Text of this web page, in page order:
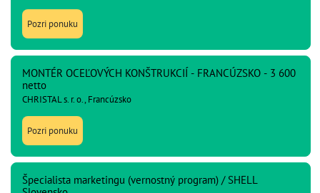
Pozri ponuku
MONTÉR OCEĽOVÝCH KONŠTRUKCIÍ - FRANCÚZSKO - 3 600
netto
CHRISTAL s. r. o., Francúzsko
Pozri ponuku
Špecialista marketingu (vernostný program) / SHELL